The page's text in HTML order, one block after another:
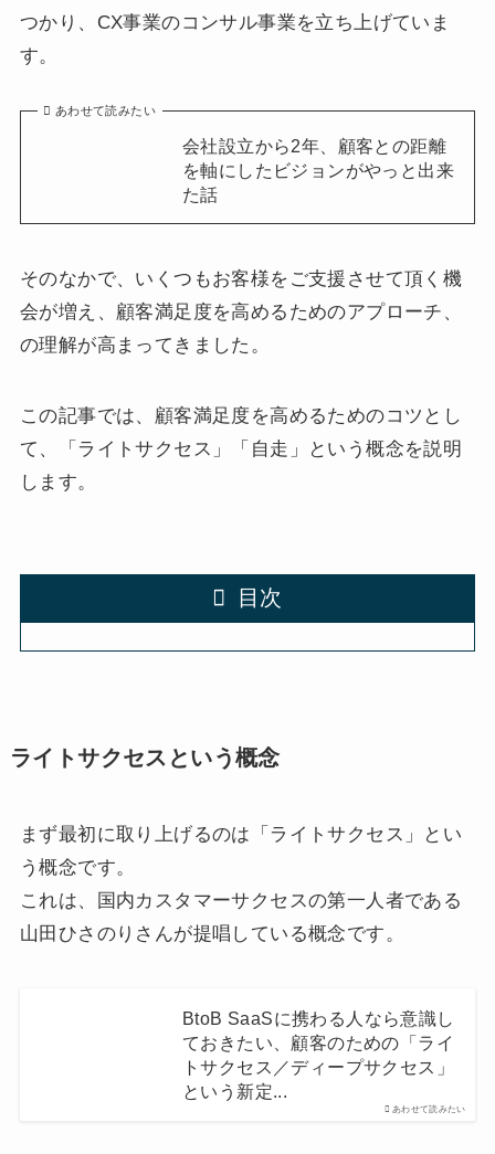
つかり、CX事業のコンサル事業を立ち上げていま
す。
あわせて読みたい
会社設立から2年、顧客との距離
を軸にしたビジョンがやっと出来
た話
そのなかで、いくつもお客様をご支援させて頂く機
会が増え、顧客満足度を高めるためのアプローチ、
の理解が高まってきました。
この記事では、顧客満足度を高めるためのコツとし
て、「ライトサクセス」「自走」という概念を説明
します。
目次
ライトサクセスという概念
まず最初に取り上げるのは「ライトサクセス」とい
う概念です。
これは、国内カスタマーサクセスの第一人者である
山田ひさのりさんが提唱している概念です。
あわせて読みたい
BtoB SaaSに携わる人なら意識し
ておきたい、顧客のための「ライ
トサクセス／ディープサクセス」
という新定...